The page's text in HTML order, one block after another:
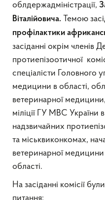
облдержадміністрації,
Віталійовича. Темою
профілактики
засіданні окрім членів
протиепізоотичної
спеціалісти Головного
медицини в області,
ветеринарної
міліції ГУ МВС України
надзвичайних
та міськвиконкомах,
ветеринарної медицини
області.
На засіданні комісії